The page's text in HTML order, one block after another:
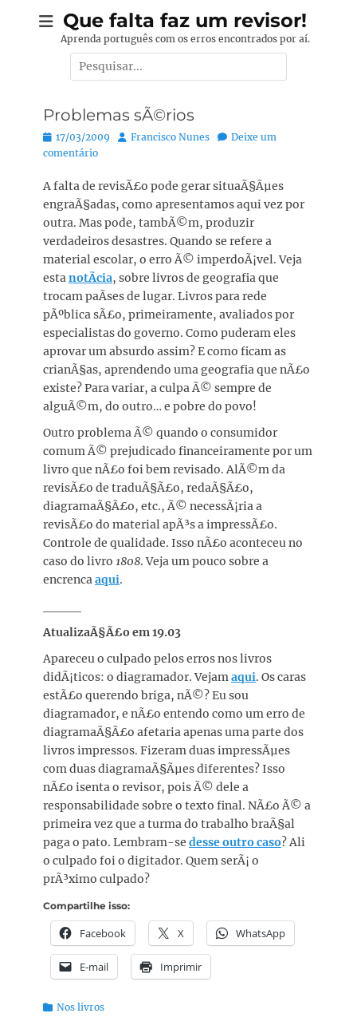
Que falta faz um revisor!
Aprenda português com os erros encontrados por aí.
Pesquisar
por:
Problemas sÃ©rios
Posted
on
17/03/2009 Autor:
Francisco Nunes
Deixe um
comentário
A falta de revisÃ£o pode gerar situaÃ§Ãµes
engraÃ§adas, como apresentamos aqui vez por
outra. Mas pode, tambÃ©m, produzir
verdadeiros desastres. Quando se refere a
material escolar, o erro Ã© imperdoÃ¡vel. Veja
estanotÃ­cia, sobre livros de geografia que
trocam paÃ­ses de lugar. Livros para rede
pÃºblica sÃ£o, primeiramente, avaliados por
especialistas do governo. Como puderam eles
aprovar um absurdo assim? E como ficam as
crianÃ§as, aprendendo uma geografia que nÃ£o
existe? Para variar, a culpa Ã© sempre de
alguÃ©m, do outro… e pobre do povo!
Outro problema Ã© quando o consumidor
comum Ã© prejudicado financeiramente por um
livro que nÃ£o foi bem revisado. AlÃ©m da
revisÃ£o de traduÃ§Ã£o, redaÃ§Ã£o,
diagramaÃ§Ã£o, etc., Ã© necessÃ¡ria a
revisÃ£o do material apÃ³s a impressÃ£o.
Controle de qualidade. Isso nÃ£o aconteceu no
caso do livro 1808. Veja um pouco sobre a
encrencaaqui.
AtualizaÃ§Ã£o em 19.03
Apareceu o culpado pelos erros nos livros
didÃ¡ticos: o diagramador. Vejamaqui. Os caras
estÃ£o querendo briga, nÃ©? Eu sou
diagramador, e nÃ£o entendo como um erro de
diagramaÃ§Ã£o afetaria apenas uma parte dos
livros impressos. Fizeram duas impressÃµes
com duas diagramaÃ§Ãµes diferentes? Isso
nÃ£o isenta o revisor, pois Ã© dele a
responsabilidade sobre o texto final. NÃ£o Ã© a
primeira vez que a turma do trabalho braÃ§al
paga o pato. Lembram-se desse outro caso? Ali
o culpado foi o digitador. Quem serÃ¡ o
prÃ³ximo culpado?
Compartilhe isso:
Facebook X WhatsApp
E-mail Imprimir
Categorias:
Nos livros